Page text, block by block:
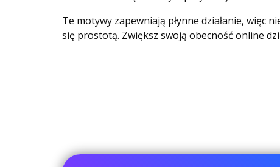
Te motywy zapewniają płynne działanie,
się prostotą. Zwiększ swoją obecność online